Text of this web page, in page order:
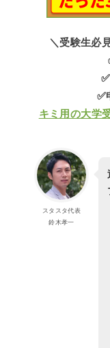
＼受験生必
✅
キミ用の大学
スタスタ代表
鈴木孝一